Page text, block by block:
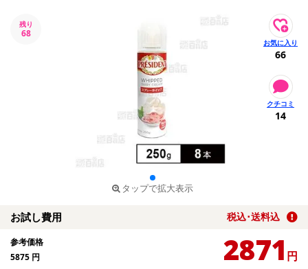
残り
68
タップで拡大表示
66
14
お試し費用 税込･送料込
参考価格
5875 円 2871 円